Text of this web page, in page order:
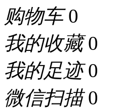
购物车 0
我的收藏 0
我的足迹 0
微信扫描 0